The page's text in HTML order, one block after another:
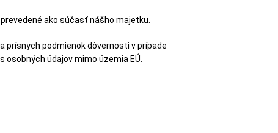
ako súčasť nášho majetku.
podmienok dôvernosti v prípade
údajov mimo územia EÚ.